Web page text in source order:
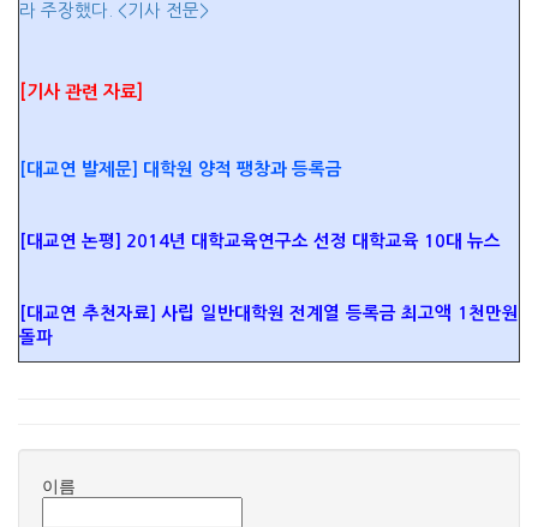
라 주장했다. <기사 전문>
[기사 관련 자료]
[대교연 발제문] 대학원 양적 팽창과 등록금
[대 교연 논평] 2014년 대학교육연구소 선정 대학교육 10대 뉴스
[대교연 추천자료] 사립 일반대학원 전계열 등록금 최고액 1천만원
돌파
이름